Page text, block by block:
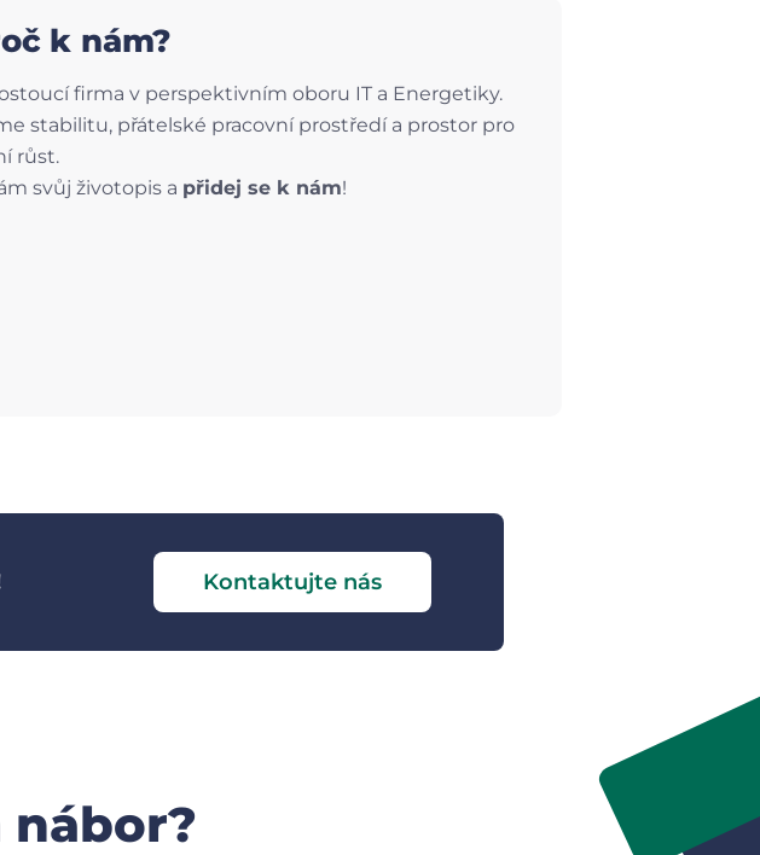
k nám?
firma v perspektivním oboru IT a Energetiky.
stabilitu, přátelské pracovní prostředí a prostor pro
růst.
svůj životopis a přidej se k nám!
Kontaktujte nás